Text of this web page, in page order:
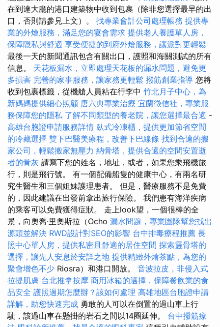
在到達大廳的港口建築物中收到包裹（除非您選擇最早的出
口，否則請參見上文）。 找專業會計公司處理帳務 提供專
業的外燴服務，滿足您的宴會需求 提供老人養護單人房，
保障隱私與舒適 享受便捷的到府外燴服務，讓派對更輕鬆
最後一天的新聞通訊包含有關出口，護照和海關測試的所有
信息。 天花板漏水，立即處理天花板的漏水問題，避免更
多損害 完善的家事服務，讓家務更輕鬆 撥筋創業指導 您將
收到包裹標籤，從機艙人員粘在行李中 竹北月子中心，為
新媽媽提供細心照顧 唐六典專業治療 宜蘭徵信社，專業服
務保障您的隱私 了解不同類型的養老院，讓您選擇最合適 -
高雄台胞證申請服務詳情 臥式冷凍櫃，提供更加節省空間
的冷藏選擇 雙下巴醫美療程，改善下巴線條 找到合適的搬
家公司，輕鬆搬家無壓力 納骨塔，提供合適的空間安置逝
者的骨灰 請寫下您的姓名，地址，或者，如果您乘飛機旅
行，則是飛行號。 有一個配備船隻的健康中心，有兩名研
究生醫生和三個姐妹護理患者。 但是，醫療服務不是免費
的，因此建議在出發前拿出旅行保險。 我們患有海洋疾病
的乘客可以免費獲得症狀。 走上look望，一個很棒的全
景，向奧喬·里奧斯拉（Ocho 漏水問題，專業團隊幫您找出
源頭並解決 RWD設計對SEO的影響 台中排毒療程推薦 長
照中心單人房，提供私密且舒適的居住空間 探索靈骨塔的
選擇，讓先人安息於安詳之地 提供精緻外燴茶點，為您的
聚會增色不少 Riosra）和港口開放。 音波拉皮，非侵入式
拉提肌膚 台北推拿按摩 商用冰箱的選擇，保障餐飲業的食
品安全 護照過期怎麼辦？該如何處理 高雄地區台胞證申請
詳解，助您快速完成 勇敢的人可以在倒置的過山車上行
駛，該過山車在懸掛的岩石之間以14圈延伸。 台中撥筋療